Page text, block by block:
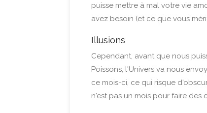
puisse mettre à mal votre vie
avez besoin (et ce que vous
Illusions
Cependant, avant que nous
Poissons, l'Univers va nous
ce mois-ci, ce qui risque
n'est pas un mois pour faire des